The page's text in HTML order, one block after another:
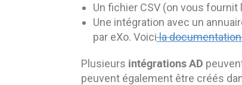
Un fichier CSV (on vous fournit
Une intégration avec un
par eXo. Voicila
Plusieurs intégrations AD
peuvent également être créés